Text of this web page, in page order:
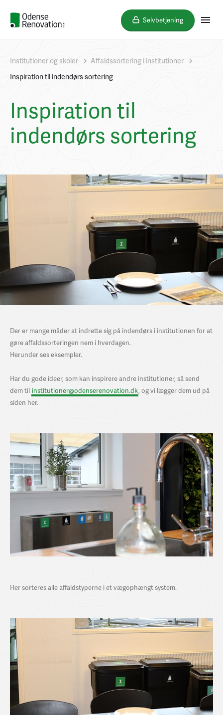
Selvbetjening
Institutioner og skoler
Affaldssortering i institutioner
Inspiration til indendørs sortering
Inspiration til
indendørs sortering
Der er mange måder at indrette sig på indendørs i institutionen for at
gøre affaldssorteringen nem i hverdagen.
Herunder ses eksempler.
Har du gode ideer, som kan inspirere andre institutioner, så send
dem til institutioner@odenserenovation.dk, og vi lægger dem ud på
siden her.
Her sorteres alle affaldstyperne i et vægophængt system.